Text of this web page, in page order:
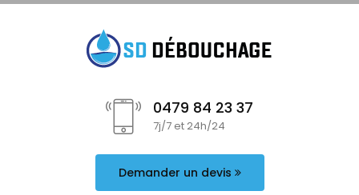
0479 84 23 37
7j/7 et 24h/24
Demander un devis